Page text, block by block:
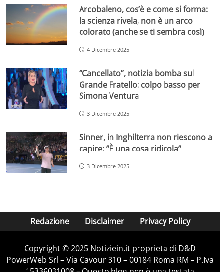
Arcobaleno, cos’è e come si forma:
la scienza rivela, non è un arco
colorato (anche se ti sembra così)
4 Dicembre 2025
“Cancellato”, notizia bomba sul
Grande Fratello: colpo basso per
Simona Ventura
3 Dicembre 2025
Sinner, in Inghilterra non riescono a
capire: ”È una cosa ridicola”
3 Dicembre 2025
Redazione Disclaimer Privacy Policy
Copyright © 2025 Notiziein.it proprietà di D&D
PowerWeb Srl – Via Cavour 310 – 00184 Roma RM – P.Iva